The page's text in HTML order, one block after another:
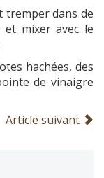
tremper dans de
et mixer avec le
hachées, des
de vinaigre
Article suivant